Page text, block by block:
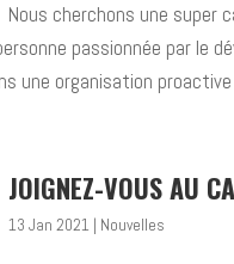
Nous cherchons une super
passionnée par le
une organisation proactive
JOIGNEZ-VOUS AU
13 Jan 2021 | Nouvelles